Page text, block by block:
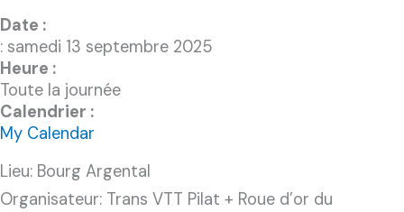
Date :
: samedi 13 septembre 2025
Heure :
Toute la journée
Calendrier :
My Calendar
Lieu: Bourg Argental
Organisateur: Trans VTT Pilat + Roue d’or du